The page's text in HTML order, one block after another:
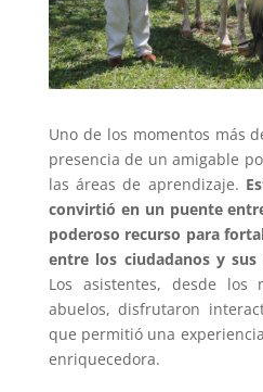
Uno de los momentos más
presencia de un amigable
las áreas de aprendizaje.
convirtió en un puente
poderoso recurso para
entre los ciudadanos y sus
Los asistentes, desde los
abuelos, disfrutaron
que permitió una
enriquecedora.